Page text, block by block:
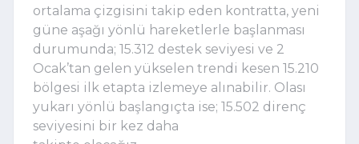
ortalama çizgisini takip eden kontratta, yeni
güne aşağı yönlü hareketlerle başlanması
durumunda; 15.312 destek seviyesi ve 2
Ocak’tan gelen yükselen trendi kesen 15.210
bölgesi ilk etapta izlemeye alınabilir. Olası
yukarı yönlü başlangıçta ise; 15.502 direnç
seviyesini bir kez daha